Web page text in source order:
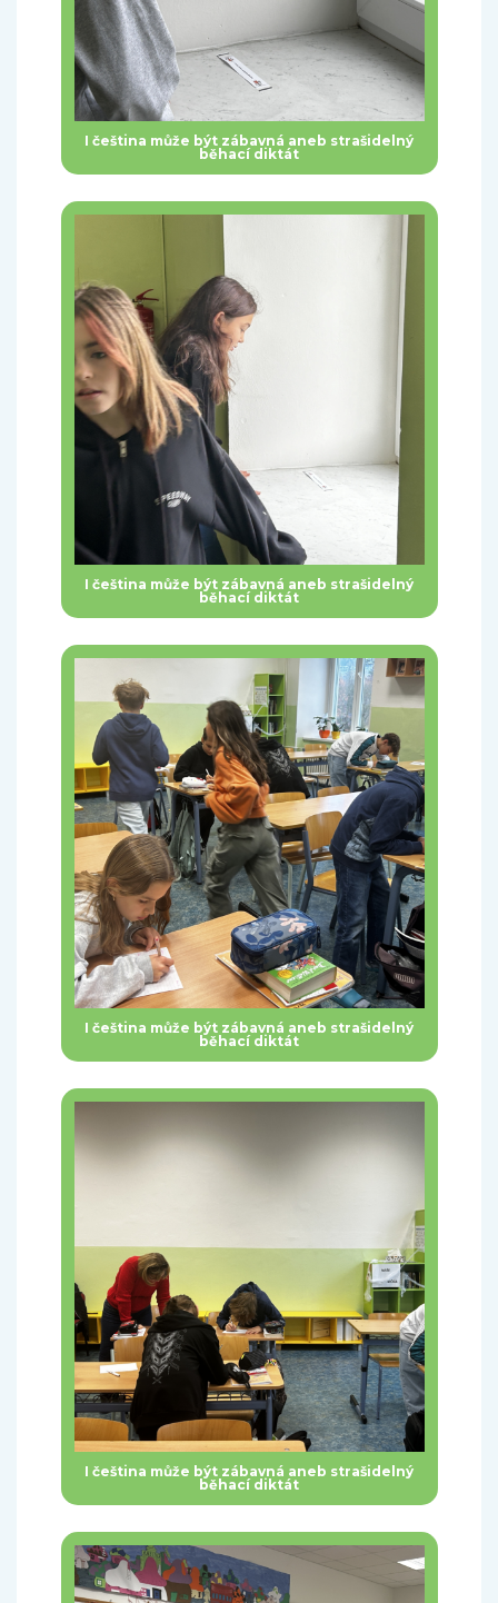
I čeština může být zábavná aneb strašidelný
běhací diktát
I čeština může být zábavná aneb strašidelný
běhací diktát
I čeština může být zábavná aneb strašidelný
běhací diktát
I čeština může být zábavná aneb strašidelný
běhací diktát